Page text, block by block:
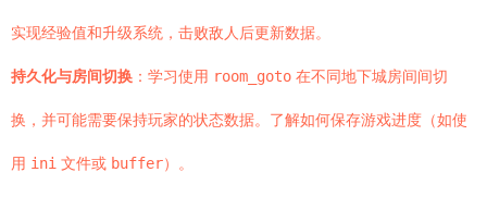
实现经验值和升级系统，击败敌人后更新数据。
持久化与房间切换 ：学习使用 room_goto 在不同地下城房间间切
换，并可能需要保持玩家的状态数据。了解如何保存游戏进度（如使
用 ini 文件或 buffer）。